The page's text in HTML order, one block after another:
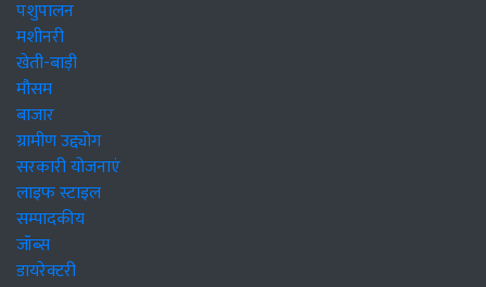
पशुपालन
मशीनरी
खेती-बाड़ी
मौसम
बाजार
ग्रामीण उद्द्योग
सरकारी योजनाएं
लाइफ स्टाइल
सम्पादकीय
जॉब्स
डायरेक्टरी